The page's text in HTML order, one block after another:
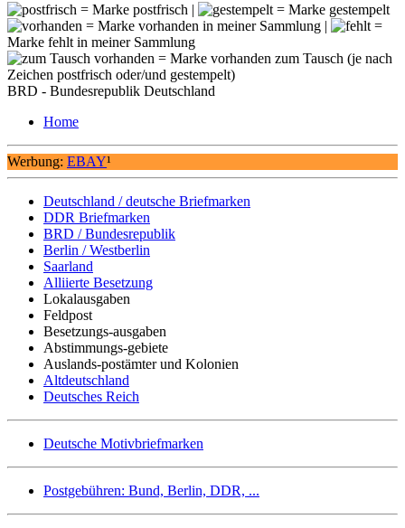
= Marke postfrisch |
= Marke gestempelt
= Marke vorhanden in meiner Sammlung |
=
Marke fehlt in meiner Sammlung
= Marke vorhanden zum Tausch (je nach
Zeichen postfrisch oder/und gestempelt)
BRD - Bundesrepublik Deutschland
Home
Werbung: EBAY¹
Deutschland / deutsche Briefmarken
DDR Briefmarken
BRD / Bundesrepublik
Berlin / Westberlin
Saarland
Alliierte Besetzung
Lokalausgaben
Feldpost
Besetzungs-ausgaben
Abstimmungs-gebiete
Auslands-postämter und Kolonien
Altdeutschland
Deutsches Reich
Deutsche Motivbriefmarken
Postgebühren: Bund, Berlin, DDR, ...